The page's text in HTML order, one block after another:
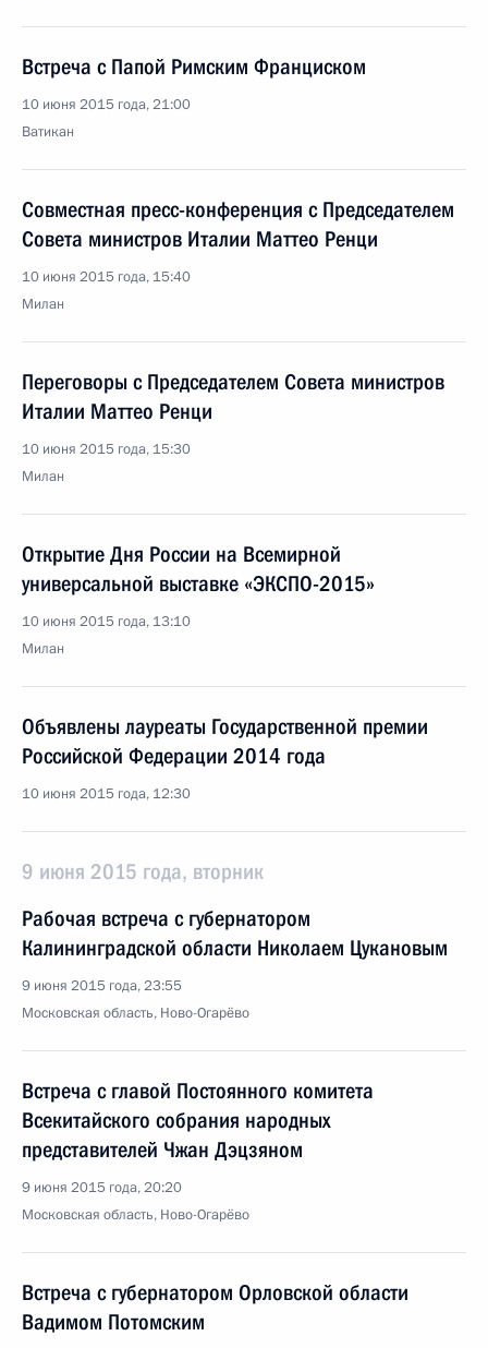
Встреча с Папой Римским Франциском
10 июня 2015 года, 21:00
Ватикан
Совместная пресс-конференция с Председателем
Совета министров Италии Маттео Ренци
10 июня 2015 года, 15:40
Милан
Переговоры с Председателем Совета министров
Италии Маттео Ренци
10 июня 2015 года, 15:30
Милан
Открытие Дня России на Всемирной
универсальной выставке «ЭКСПО-2015»
10 июня 2015 года, 13:10
Милан
Объявлены лауреаты Государственной премии
Российской Федерации 2014 года
10 июня 2015 года, 12:30
9 июня 2015 года, вторник
Рабочая встреча с губернатором
Калининградской области Николаем Цукановым
9 июня 2015 года, 23:55
Московская область, Ново-Огарёво
Встреча с главой Постоянного комитета
Всекитайского собрания народных
представителей Чжан Дэцзяном
9 июня 2015 года, 20:20
Московская область, Ново-Огарёво
Встреча с губернатором Орловской области
Вадимом Потомским